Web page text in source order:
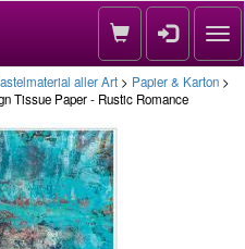
aller Art > Papier & Karton >
Tissue Paper - Rustic Romance